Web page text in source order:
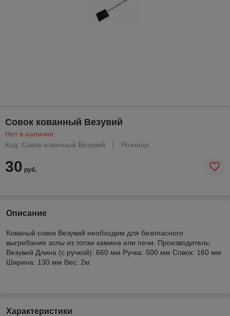
Совок кованный Везувий
Нет в наличии
Код: Совок кованный Везувий
Розница
30 руб.
Описание
Кованый совок Везувий необходим для безопасного
выгребания золы из топки камина или печи. Производитель:
Везувий Длина (с ручкой): 660 мм Ручка: 500 мм Совок: 160 мм
Ширина: 130 мм Вес: 2кг.
Характеристики